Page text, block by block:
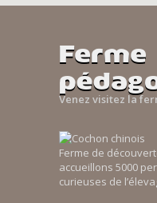
Ferme
Venez visitez la
Ferme de
accueillons 5000
curieuses de